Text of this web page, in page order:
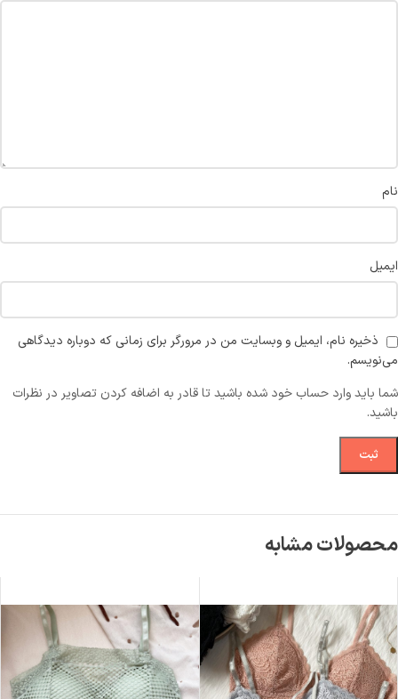
نام
ایمیل
ذخیره نام، ایمیل و وبسایت من در مرورگر برای زمانی که دوباره دیدگاهی
می‌نویسم.
شما باید وارد حساب خود شده باشید تا قادر به اضافه کردن تصاویر در نظرات
باشید.
محصولات مشابه